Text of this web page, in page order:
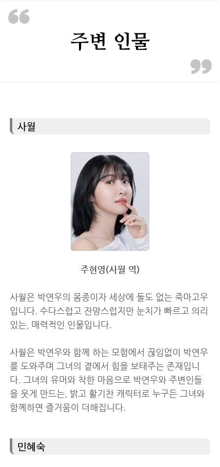
사월
주현영(사월 역)
사월은 박연우의 몸종이자 세상에 둘도 없는 죽마고우
입니다. 수다스럽고 잔망스럽지만 눈치가 빠르고 의리
있는, 매력적인 인물입니다.
사월은 박연우와 함께 하는 모험에서 끊임없이 박연우
를 도와주며 그녀의 곁에서 힘을 보태주는 존재입니
다. 그녀의 유머와 착한 마음으로 박연우와 주변인들
을 웃게 만드는, 밝고 활기찬 캐릭터로 누구든 그녀와
함께하면 즐거움이 더해집니다.
민혜숙